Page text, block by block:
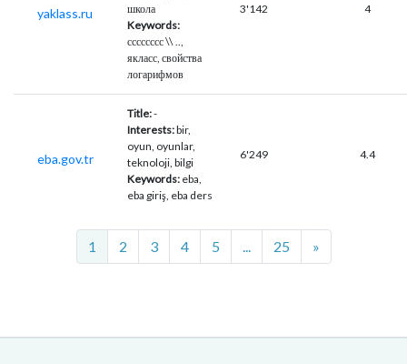
yaklass.ru
школа
Keywords:
сссссссс \\ ..,
якласс, свойства
логарифмов
3'142 4
eba.gov.tr
Title:-
Interests:bir,
oyun, oyunlar,
teknoloji, bilgi
Keywords: eba,
eba giriş, eba ders
6'249 4.4
1 2 3 4 5 25 »Next